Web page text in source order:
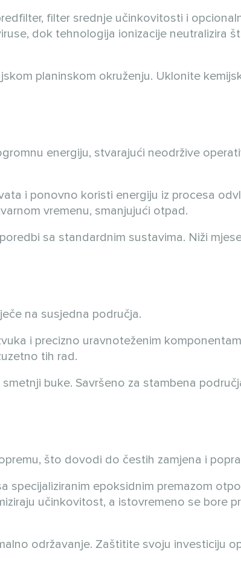
filter srednje učinkovitosti i
dok tehnologija ionizacije neutralizira
planinskom okruženju. Uklonite
energiju, stvarajući neodržive
i ponovno koristi energiju iz procesa
vremenu, smanjujući otpad.
sa standardnim sustavima. Niži
na susjedna područja.
i precizno uravnoteženim
tih rad.
buke. Savršeno za stambena
što dovodi do čestih zamjena i
specijaliziranim epoksidnim premazom
učinkovitost, a istovremeno se bore
održavanje. Zaštitite svoju investiciju